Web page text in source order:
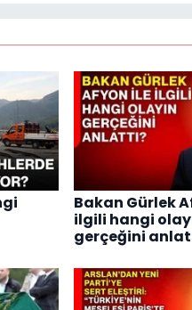
Bakan Gürlek
ilgili hangi
gerçeğini